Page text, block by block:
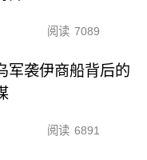
阅读 7089
军袭伊商船背后的
阅读 6891